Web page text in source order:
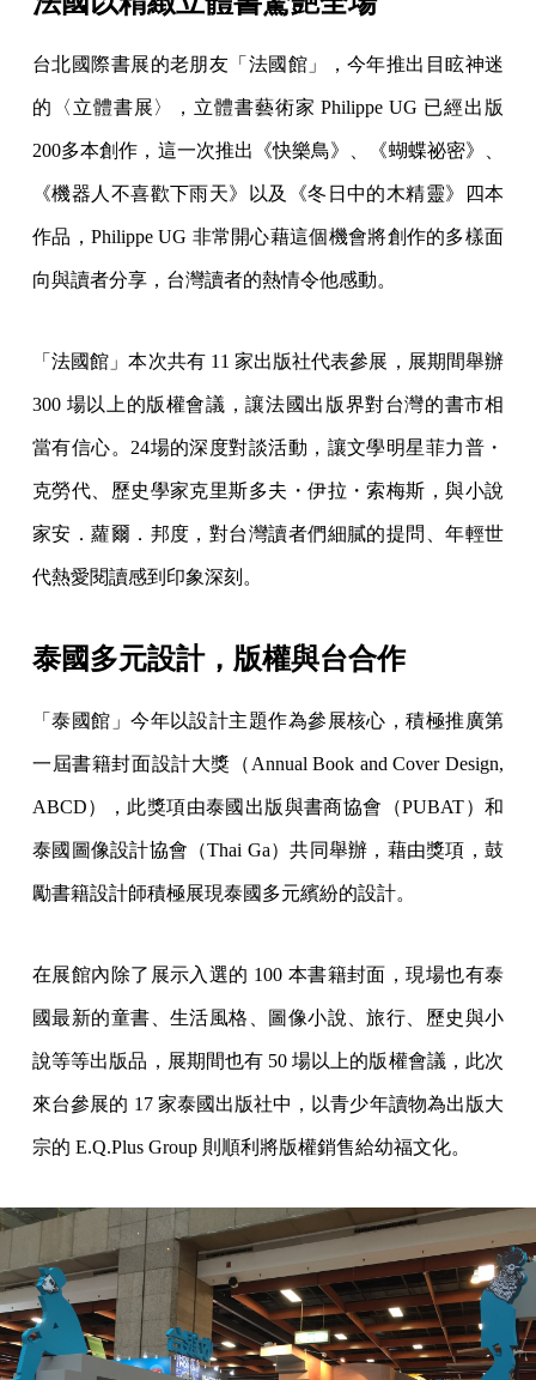
台北國際書展的老朋友「法國館」，今年推出目眩神迷
的〈立體書展〉，立體書藝術家 Philippe UG 已經出版
200多本創作，這一次推出《快樂鳥》、《蝴蝶祕密》、
《機器人不喜歡下雨天》以及《冬日中的木精靈》四本
作品，Philippe UG 非常開心藉這個機會將創作的多樣面
向與讀者分享，台灣讀者的熱情令他感動。
「法國館」本次共有 11 家出版社代表參展，展期間舉辦
300 場以上的版權會議，讓法國出版界對台灣的書市相
當有信心。24場的深度對談活動，讓文學明星菲力普・
克勞代、歷史學家克里斯多夫・伊拉・索梅斯，與小說
家安．蘿爾．邦度，對台灣讀者們細膩的提問、年輕世
代熱愛閱讀感到印象深刻。
泰國多元設計，版權與台合作
「泰國館」今年以設計主題作為參展核心，積極推廣第
一屆書籍封面設計大獎（Annual Book and Cover Design,
ABCD），此獎項由泰國出版與書商協會（PUBAT）和
泰國圖像設計協會（Thai Ga）共同舉辦，藉由獎項，鼓
勵書籍設計師積極展現泰國多元繽紛的設計。
在展館內除了展示入選的 100 本書籍封面，現場也有泰
國最新的童書、生活風格、圖像小說、旅行、歷史與小
說等等出版品，展期間也有 50 場以上的版權會議，此次
來台參展的 17 家泰國出版社中，以青少年讀物為出版大
宗的 E.Q.Plus Group 則順利將版權銷售給幼福文化。